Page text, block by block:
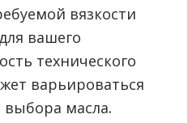
вязкости
вашего
технического
варьироваться
выбора масла.